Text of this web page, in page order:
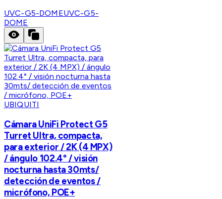
UVC-G5-DOMEUVC-G5-
DOME
UBIQUITI
Cámara UniFi Protect G5
Turret Ultra, compacta,
para exterior / 2K (4 MPX)
/ ángulo 102.4° / visión
nocturna hasta 30mts/
detección de eventos /
micrófono, POE+